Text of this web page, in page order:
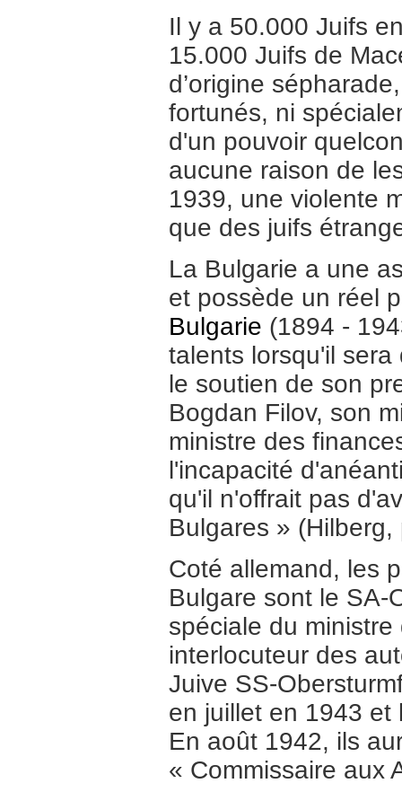
Il y a 50.000 Juifs
15.000 Juifs de
d’origine
fortunés, ni
d'un pouvoir
aucune raison de
1939, une violente
que des juifs
La Bulgarie a une
et possède un réel
Bulgarie (1894 -
talents lorsqu'il
le soutien de son
Bogdan Filov, son
ministre des
l'incapacité
qu'il n'offrait pas
Bulgares » (Hilberg,
Coté allemand, les
Bulgare sont le SA-
spéciale du
interlocuteur des
Juive SS-
en juillet en 1943 et
En août 1942, ils
« Commissaire aux